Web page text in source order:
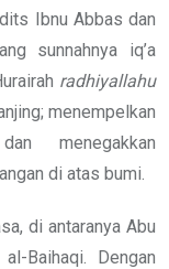
Ibnu Abbas dan
sunnahnya iq’a
radhiyallahu
menempelkan
menegakkan
di atas bumi.
di antaranya Abu
Baihaqi. Dengan